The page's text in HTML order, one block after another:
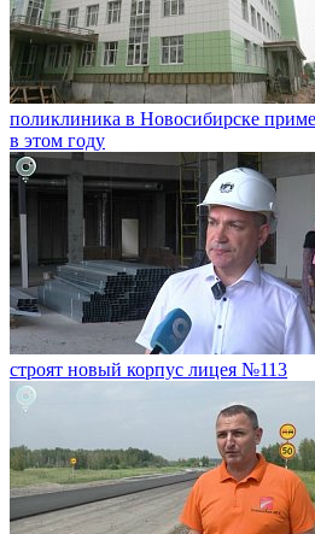
поликлиника в Новосибирске
в этом году
строят новый корпус лицея №113